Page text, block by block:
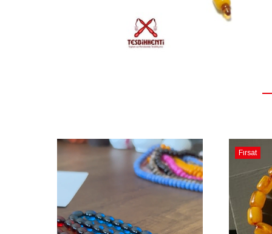
Fırsat